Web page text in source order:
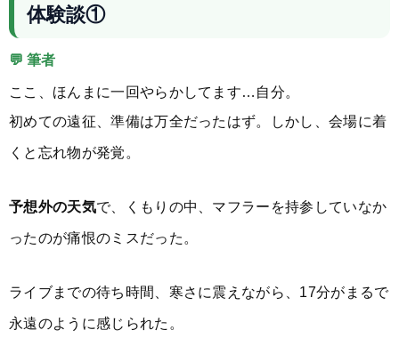
体験談①
💬 筆者
ここ、ほんまに一回やらかしてます…自分。
初めての遠征、準備は万全だったはず。しかし、会場に着
くと忘れ物が発覚。
予想外の天気で、くもりの中、マフラーを持参していなか
ったのが痛恨のミスだった。
ライブまでの待ち時間、寒さに震えながら、17分がまるで
永遠のように感じられた。